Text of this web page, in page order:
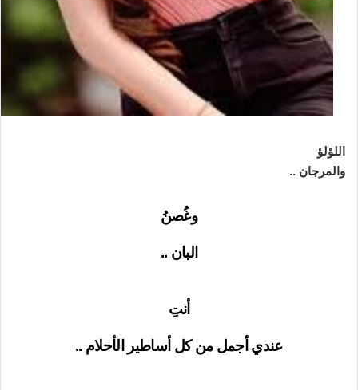
اللؤلؤ
والمرجان ..
وغُصنُ
البان ..
أنتِ
عندي أجمل من كل أساطير الأحلام ..